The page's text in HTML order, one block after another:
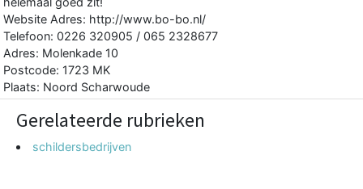
Website Adres: http://www.bo-bo.nl/
Telefoon: 0226 320905 / 065 2328677
Adres: Molenkade 10
Postcode: 1723 MK
Plaats: Noord Scharwoude
Gerelateerde rubrieken
schildersbedrijven